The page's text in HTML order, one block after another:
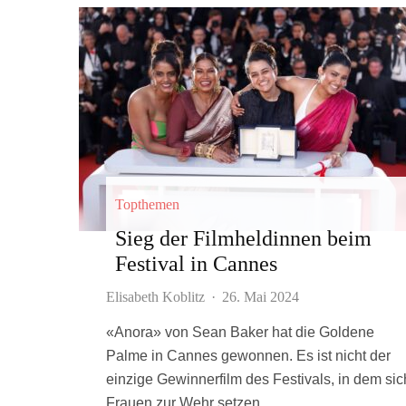
Topthemen
Sieg der Filmheldinnen beim
Festival in Cannes
Elisabeth Koblitz · 26. Mai 2024
«Anora» von Sean Baker hat die Goldene
Palme in Cannes gewonnen. Es ist nicht der
einzige Gewinnerfilm des Festivals, in dem
Frauen zur Wehr setzen.